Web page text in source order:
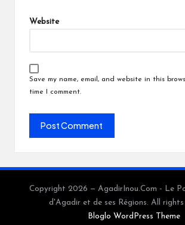
Website
Save my name, email, and website in this
time I comment.
Copyright 2026 — AgadirInou.Com - Le
d'Agadir et de ses Régions. All rights
Bloglo WordPress Theme